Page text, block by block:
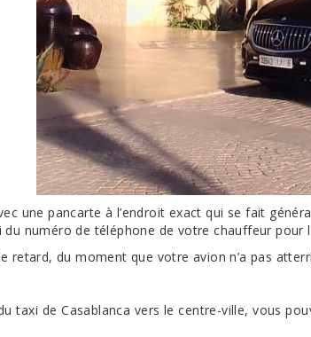
une pancarte à l’endroit exact qui se fait
du numéro de téléphone de votre chauffeur
retard, du moment que votre avion n’a pas
taxi de Casablanca vers le centre-ville, vous